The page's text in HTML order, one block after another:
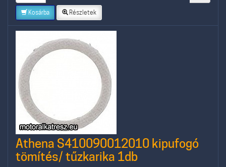
Kosárba Részletek
Athena S410090012010 kipufogó
tömítés/ tűzkarika 1db